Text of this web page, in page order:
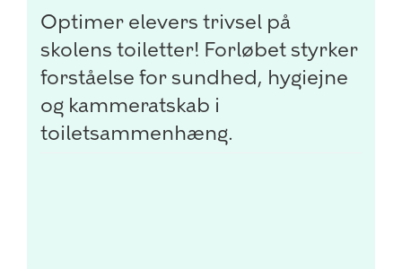
Optimer elevers trivsel på
skolens toiletter! Forløbet styrker
forståelse for sundhed, hygiejne
og kammeratskab i
toiletsammenhæng.